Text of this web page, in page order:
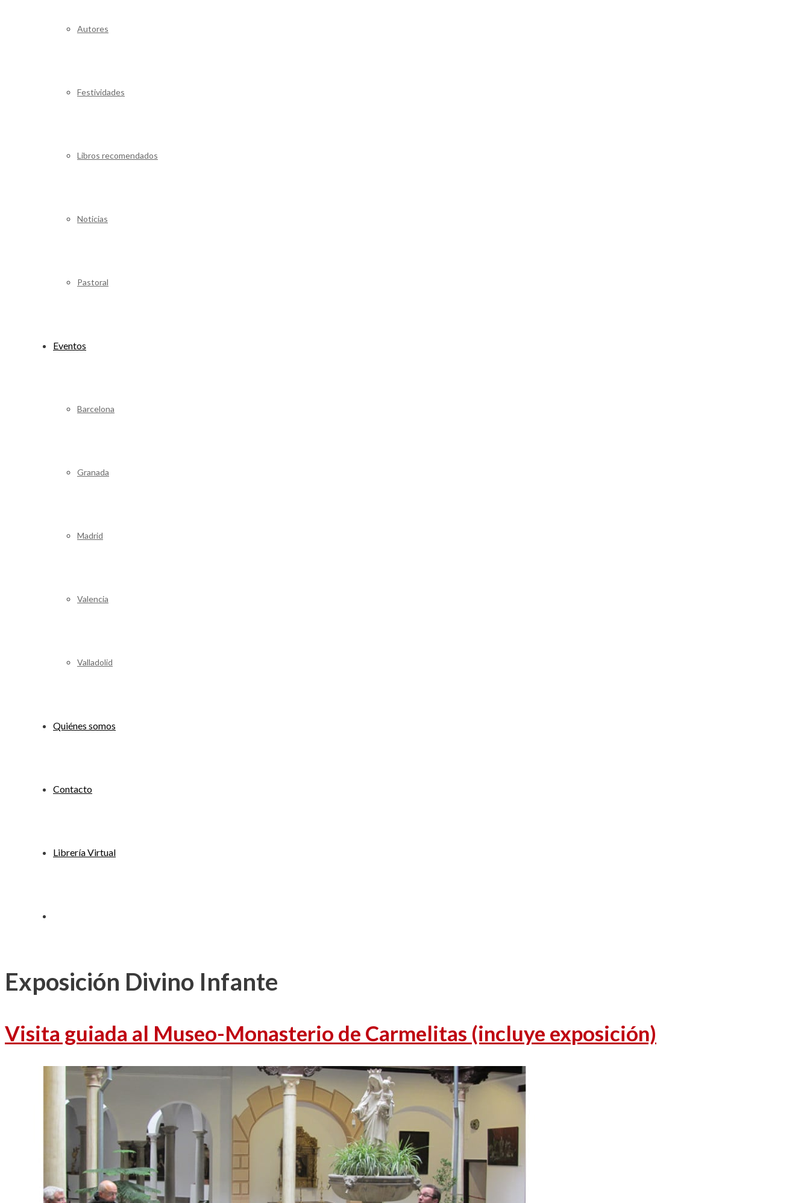
Autores
Festividades
Libros recomendados
Noticias
Pastoral
Eventos
Barcelona
Granada
Madrid
Valencia
Valladolid
Quiénes somos
Contacto
Librería Virtual
Exposición Divino Infante
Visita guiada al Museo-Monasterio de Carmelitas (incluye exposición)